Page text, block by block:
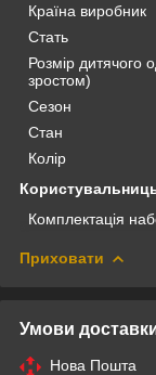
Країна виробник
Стать
Розмір дитячого
зростом)
Сезон
Стан
Колір
Комплектація
Приховати
Умови
Нова Пошта